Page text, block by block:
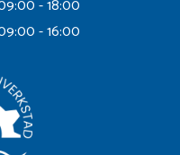
- 18:00
- 16:00